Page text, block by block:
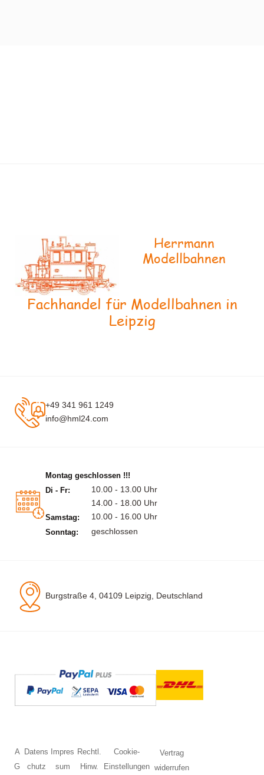
Herrmann
Modellbahnen
Fachhandel für Modellbahnen in
Leipzig
+49 341 961 1249
info@hml24.com
Montag geschlossen !!!
Di - Fr:
10.00 - 13.00 Uhr
14.00 - 18.00 Uhr
Samstag: 10.00 - 16.00 Uhr
Sonntag: geschlossen
Burgstraße 4, 04109 Leipzig, Deutschland
A
G
Datens
chutz
Impres
sum
Rechtl.
Hinw.
Cookie-
Einstellungen
Vertrag
widerrufen